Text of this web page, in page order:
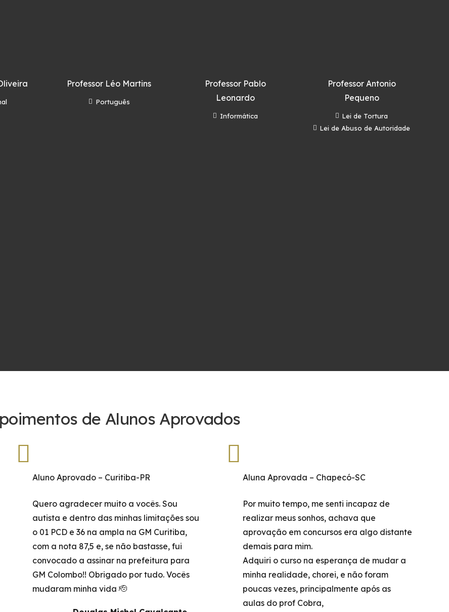
Professor Léo Martins
Português
Professor Pablo
Leonardo
Informática
Professor Antonio
Pequeno
Lei de Tortura
Lei de Abuso de Autoridade
de Alunos Aprovados
Aluno Aprovado – Curitiba-PR
Quero agradecer muito a vocês. Sou
autista e dentro das minhas limitações sou
o 01 PCD e 36 na ampla na GM Curitiba,
com a nota 87,5 e, se não bastasse, fui
convocado a assinar na prefeitura para
GM Colombo!! Obrigado por tudo. Vocês
mudaram minha vida 🫡
Aluna Aprovada – Chapecó-SC
Por muito tempo, me senti incapaz de
realizar meus sonhos, achava que
aprovação em concursos era algo distante
demais para mim.
Adquiri o curso na esperança de mudar a
minha realidade, chorei, e não foram
poucas vezes, principalmente após as
aulas do prof Cobra,